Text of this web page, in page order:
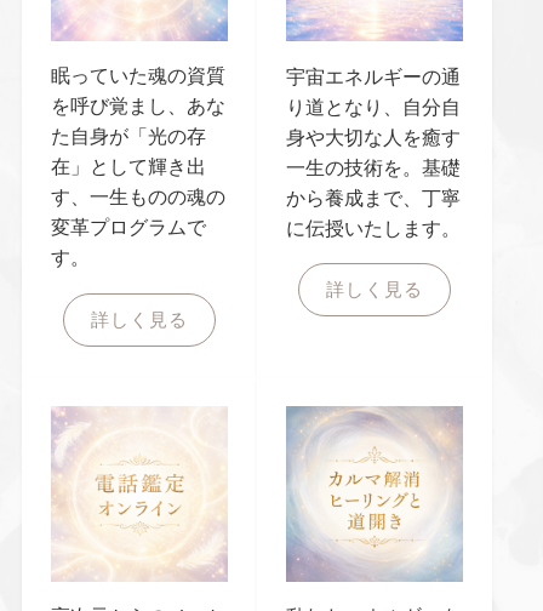
眠っていた魂の資質
を呼び覚まし、あな
た自身が「光の存
在」として輝き出
す、一生ものの魂の
変革プログラムで
す。
詳しく見る
宇宙エネルギーの通
り道となり、自分自
身や大切な人を癒す
一生の技術を。基礎
から養成まで、丁寧
に伝授いたします。
詳しく見る